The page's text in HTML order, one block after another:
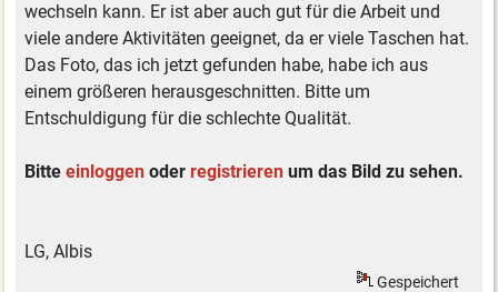
wechseln kann. Er ist aber auch gut für die Arbeit und
viele andere Aktivitäten geeignet, da er viele Taschen hat.
Das Foto, das ich jetzt gefunden habe, habe ich aus
einem größeren herausgeschnitten. Bitte um
Entschuldigung für die schlechte Qualität.
Bitteeinloggen oderregistrieren um das Bild zu sehen.
LG, Albis
Gespeichert